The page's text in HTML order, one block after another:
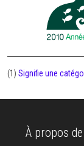
(1) Signifie une
À propos